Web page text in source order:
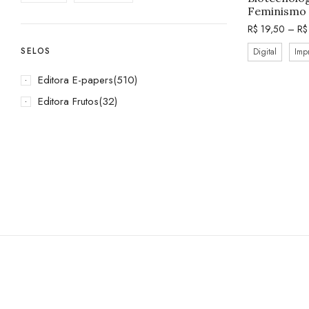
SELOS
Editora E-papers(510)
Editora Frutos(32)
Feminismo
R$ 19,50 – R$
Digital